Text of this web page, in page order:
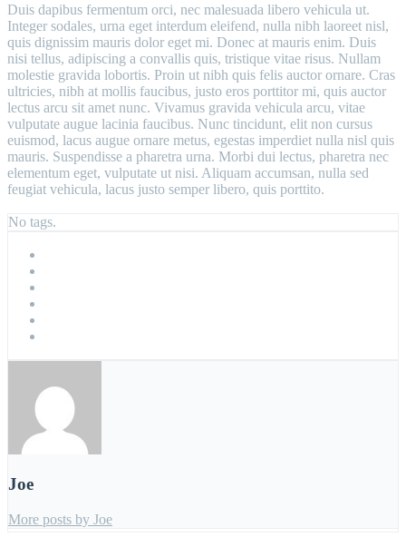
Duis dapibus fermentum orci, nec malesuada libero vehicula ut.
Integer sodales, urna eget interdum eleifend, nulla nibh laoreet nisl,
quis dignissim mauris dolor eget mi. Donec at mauris enim. Duis
nisi tellus, adipiscing a convallis quis, tristique vitae risus. Nullam
molestie gravida lobortis. Proin ut nibh quis felis auctor ornare. Cras
ultricies, nibh at mollis faucibus, justo eros porttitor mi, quis auctor
lectus arcu sit amet nunc. Vivamus gravida vehicula arcu, vitae
vulputate augue lacinia faucibus. Nunc tincidunt, elit non cursus
euismod, lacus augue ornare metus, egestas imperdiet nulla nisl quis
mauris. Suspendisse a pharetra urna. Morbi dui lectus, pharetra nec
elementum eget, vulputate ut nisi. Aliquam accumsan, nulla sed
feugiat vehicula, lacus justo semper libero, quis porttito.
No tags.
Joe
More posts by Joe